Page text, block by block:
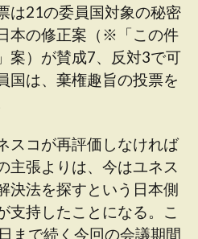
は21の委員国対象の秘密
本の修正案（※「この件
案）が賛成7、反対3で可
国は、棄権趣旨の投票を
スコが再評価しなければ
主張よりは、今はユネス
決法を探すという日本側
支持したことになる。こ
まで続く今回の会議期間